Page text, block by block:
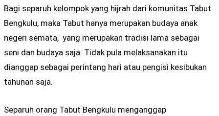
Bagi separuh kelompok yang hijrah dari komunitas Tabut
Bengkulu, maka Tabut hanya merupakan budaya anak
negeri semata, yang merupakan tradisi lama sebagai
seni dan budaya saja. Tidak pula melaksanakan itu
dianggap sebagai perintang hari atau pengisi kesibukan
tahunan saja.
Separuh orang Tabut Bengkulu menganggap